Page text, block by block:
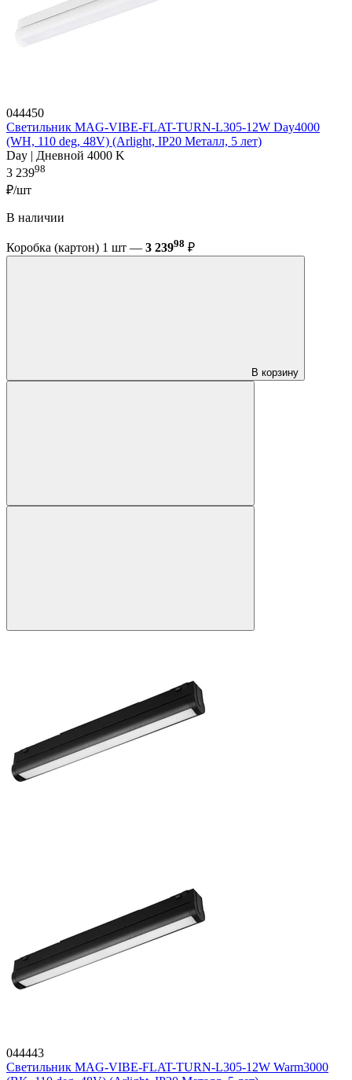
044450
Светильник MAG-VIBE-FLAT-TURN-L305-12W Day4000
(WH, 110 deg, 48V) (Arlight, IP20 Металл, 5 лет)
Day | Дневной 4000 K
3 23998
₽/шт
В наличии
Коробка (картон) 1 шт — 3 23998 ₽
В корзину
044443
Светильник MAG-VIBE-FLAT-TURN-L305-12W Warm3000